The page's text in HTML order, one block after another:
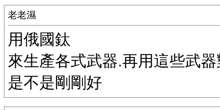
老老濕
用俄國鈦
來生產各式武器.再用這些武
是不是剛剛好